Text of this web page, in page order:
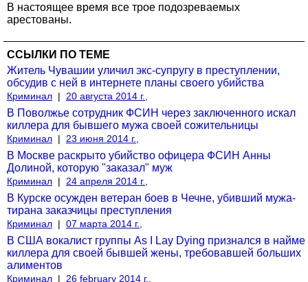
В настоящее время все трое подозреваемых
арестованы.
ССЫЛКИ ПО ТЕМЕ
Житель Чувашии уличил экс-супругу в преступлении,
обсудив с ней в интернете планы своего убийства
Криминал | 20 августа 2014 г.,
В Поволжье сотрудник ФСИН через заключенного искал
киллера для бывшего мужа своей сожительницы
Криминал | 23 июня 2014 г.,
В Москве раскрыто убийство офицера ФСИН Анны
Долиной, которую "заказал" муж
Криминал | 24 апреля 2014 г.,
В Курске осужден ветеран боев в Чечне, убивший мужа-
тирана заказчицы преступления
Криминал | 07 марта 2014 г.,
В США вокалист группы As I Lay Dying признался в найме
киллера для своей бывшей жены, требовавшей больших
алиментов
Криминал | 26 february 2014 г.,